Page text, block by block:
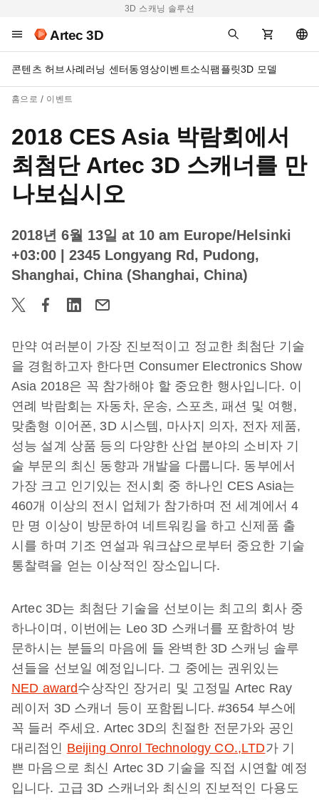
3D 스캐닝 솔루션
Artec 3D
콘텐츠 허브사례러닝 센터동영상이벤트소식팸플릿3D 모델
홈으로 이벤트
2018 CES Asia 박람회에서
최첨단 Artec 3D 스캐너를 만
나보십시오
2018년 6월 13일 at 10 am Europe/Helsinki
+03:00
| 2345 Longyang Rd, Pudong,
Shanghai, China (Shanghai, China)
만약 여러분이 가장 진보적이고 정교한 최첨단 기술
을 경험하고자 한다면 Consumer Electronics Show
Asia 2018은 꼭 참가해야 할 중요한 행사입니다. 이
연례 박람회는 자동차, 운송, 스포츠, 패션 및 여행,
맞춤형 이어폰, 3D 시스템, 마사지 의자, 전자 제품,
성능 설계 상품 등의 다양한 산업 분야의 소비자 기
술 부문의 최신 동향과 개발을 다룹니다. 동부에서
가장 크고 인기있는 전시회 중 하나인 CES Asia는
460개 이상의 전시 업체가 참가하며 전 세계에서 4
만 명 이상이 방문하여 네트워킹을 하고 신제품 출
시를 하며 기조 연설과 워크샵으로부터 중요한 기술
통찰력을 얻는 이상적인 장소입니다.
Artec 3D는 최첨단 기술을 선보이는 최고의 회사 중
하나이며, 이번에는 Leo 3D 스캐너를 포함하여 방
문하시는 분들의 마음에 들 완벽한 3D 스캐닝 솔루
션들을 선보일 예정입니다. 그 중에는 권위있는
NED award수상작인 장거리 및 고정밀 Artec Ray
레이저 3D 스캐너 등이 포함됩니다. #3654 부스에
꼭 들러 주세요. Artec 3D의 친절한 전문가와 공인
대리점인 Beijing Onrol Technology CO.,LTD가 기
쁜 마음으로 최신 Artec 3D 기술을 직접 시연할 예정
입니다. 고급 3D 스캐너와 최신의 진보적인 다용도